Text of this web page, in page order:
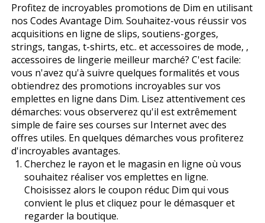
Profitez de incroyables promotions de Dim en utilisant
nos Codes Avantage Dim. Souhaitez-vous réussir vos
acquisitions en ligne de slips, soutiens-gorges,
strings, tangas, t-shirts, etc.. et accessoires de mode, ,
accessoires de lingerie meilleur marché? C'est facile:
vous n'avez qu'à suivre quelques formalités et vous
obtiendrez des promotions incroyables sur vos
emplettes en ligne dans Dim. Lisez attentivement ces
démarches: vous observerez qu'il est extrêmement
simple de faire ses courses sur Internet avec des
offres utiles. En quelques démarches vous profiterez
d'incroyables avantages.
Cherchez le rayon et le magasin en ligne où vous
souhaitez réaliser vos emplettes en ligne.
Choisissez alors le coupon réduc Dim qui vous
convient le plus et cliquez pour le démasquer et
regarder la boutique.